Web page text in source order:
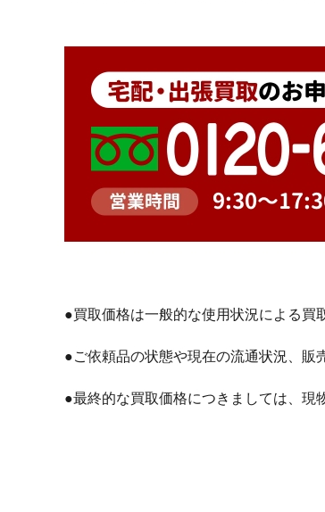
●買取価格は一般的な使用状況による買
●ご依頼品の状態や現在の流通状況、販
●最終的な買取価格につきましては、現